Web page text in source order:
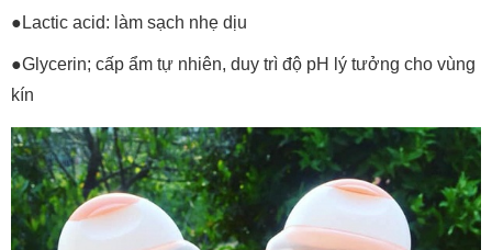
●Lactic acid: làm sạch nhẹ dịu
●Glycerin; cấp ẩm tự nhiên, duy trì độ pH lý tưởng cho vùng
kín